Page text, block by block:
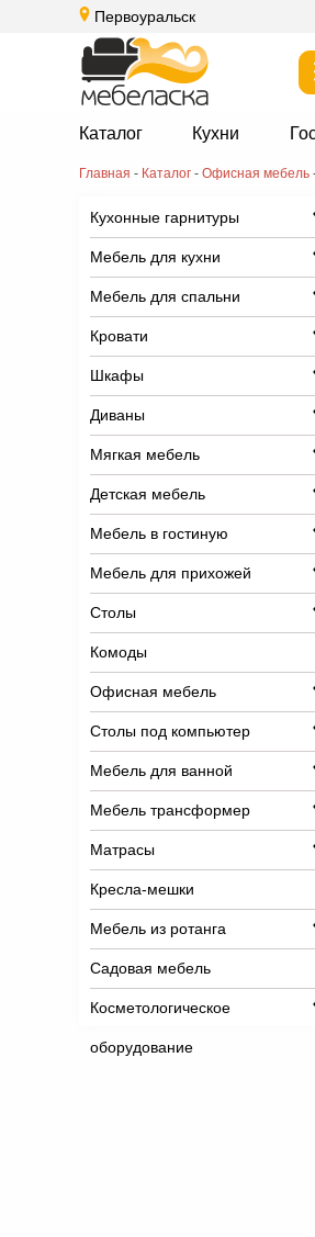
Первоуральск
Каталог Кухни
Главная - Каталог - Офисная мебель
Кухонные гарнитуры
Мебель для кухни
Мебель для спальни
Кровати
Шкафы
Диваны
Мягкая мебель
Детская мебель
Мебель в гостиную
Мебель для прихожей
Столы
Комоды
Офисная мебель
Столы под компьютер
Мебель для ванной
Мебель трансформер
Матрасы
Кресла-мешки
Мебель из ротанга
Садовая мебель
Косметологическое
оборудование